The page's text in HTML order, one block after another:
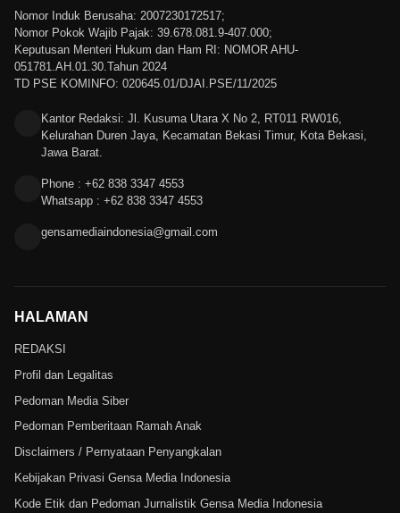
Nomor Induk Berusaha: 2007230172517;
Nomor Pokok Wajib Pajak: 39.678.081.9-407.000;
Keputusan Menteri Hukum dan Ham RI: NOMOR AHU-
051781.AH.01.30.Tahun 2024
TD PSE KOMINFO: 020645.01/DJAI.PSE/11/2025
Kantor Redaksi: Jl. Kusuma Utara X No 2, RT011 RW016,
Kelurahan Duren Jaya, Kecamatan Bekasi Timur, Kota Bekasi,
Jawa Barat.
Phone : +62 838 3347 4553
Whatsapp : +62 838 3347 4553
gensamediaindonesia@gmail.com
HALAMAN
REDAKSI
Profil dan Legalitas
Pedoman Media Siber
Pedoman Pemberitaan Ramah Anak
Disclaimers / Pernyataan Penyangkalan
Kebijakan Privasi Gensa Media Indonesia
Kode Etik dan Pedoman Jurnalistik Gensa Media Indonesia